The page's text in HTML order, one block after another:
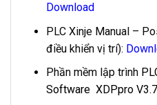
Download
PLC Xinje Manual –
điều khiển vị trí):
Phần mềm lập trình
Software XDPpro